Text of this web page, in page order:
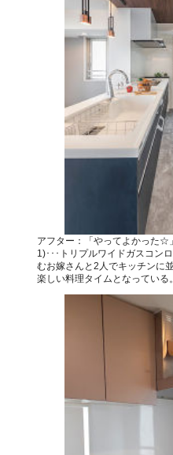
アフター：「やってよかった☆
1)･･･トリプルワイドガスコン
むお嫁さんと2人でキッチンに
楽しい料理タイムとなっている。